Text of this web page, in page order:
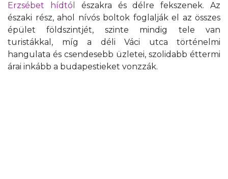
Erzsébet hídtól
északra és délre fekszenek. Az
északi rész, ahol nívós boltok foglalják el az összes
épület földszintjét, szinte mindig tele van
turistákkal, míg a déli Váci utca történelmi
hangulata és csendesebb üzletei, szolidabb éttermi
árai inkább a budapestieket vonzzák.